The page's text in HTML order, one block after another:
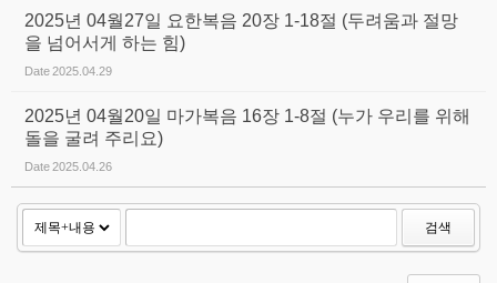
2025년 04월27일 요한복음 20장 1-18절 (두려움과 절망
을 넘어서게 하는 힘)
Date2025.04.29
2025년 04월20일 마가복음 16장 1-8절 (누가 우리를 위해
돌을 굴려 주리요)
Date2025.04.26
검색